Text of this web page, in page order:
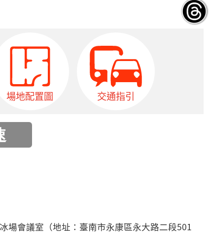
場地配置圖 交通指引
場會議室（地址：臺南市永康區永大路二段501